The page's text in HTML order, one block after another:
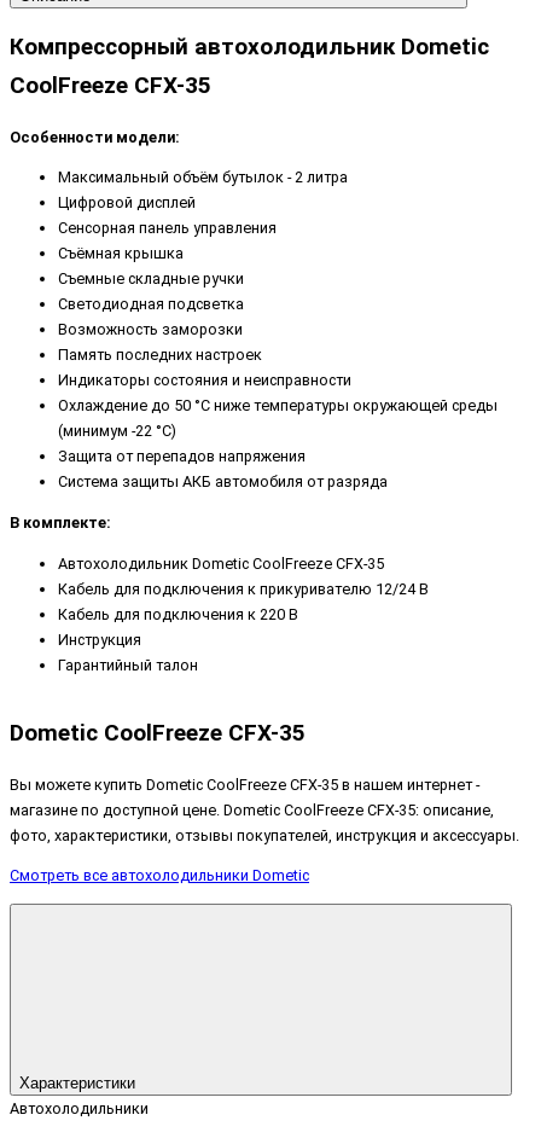
Компрессорный автохолодильник Dometic
CoolFreeze CFX-35
Особенности модели:
Максимальный объём бутылок - 2 литра
Цифровой дисплей
Сенсорная панель управления
Съёмная крышка
Съемные складные ручки
Светодиодная подсветка
Возможность заморозки
Память последних настроек
Индикаторы состояния и неисправности
Охлаждение до 50 °C ниже температуры окружающей среды
(минимум -22 °C)
Защита от перепадов напряжения
Система защиты АКБ автомобиля от разряда
В комплекте:
Автохолодильник Dometic CoolFreeze CFX-35
Кабель для подключения к прикуривателю 12/24 В
Кабель для подключения к 220 В
Инструкция
Гарантийный талон
Dometic CoolFreeze CFX-35
Вы можете купить Dometic CoolFreeze CFX-35 в нашем интернет -
магазине по доступной цене. Dometic CoolFreeze CFX-35: описание,
фото, характеристики, отзывы покупателей, инструкция и аксессуары.
Смотреть все автохолодильники Dometic
Характеристики
Автохолодильники